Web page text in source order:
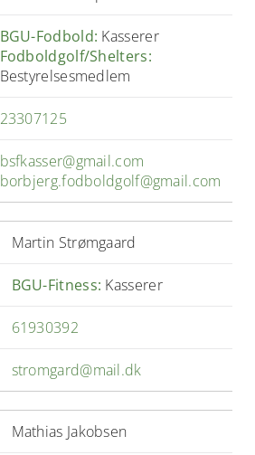
BGU-Fodbold: Kasserer
Fodboldgolf/Shelters:
Bestyrelsesmedlem
23307125
bsfkasser@gmail.com
borbjerg.fodboldgolf@gmail.com
Martin Strømgaard
BGU-Fitness: Kasserer
61930392
stromgard@mail.dk
Mathias Jakobsen